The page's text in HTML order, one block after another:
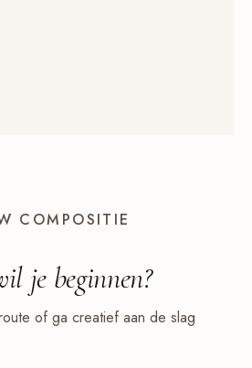
COMPOSITIE
je beginnen?
of ga creatief aan de slag